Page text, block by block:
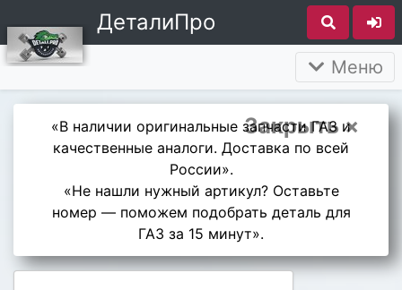
ДеталиПро
Меню
Закрыть ×
«В наличии оригинальные запчасти ГАЗ и
качественные аналоги. Доставка по всей
России».
«Не нашли нужный артикул? Оставьте
номер — поможем подобрать деталь для
ГАЗ за 15 минут».